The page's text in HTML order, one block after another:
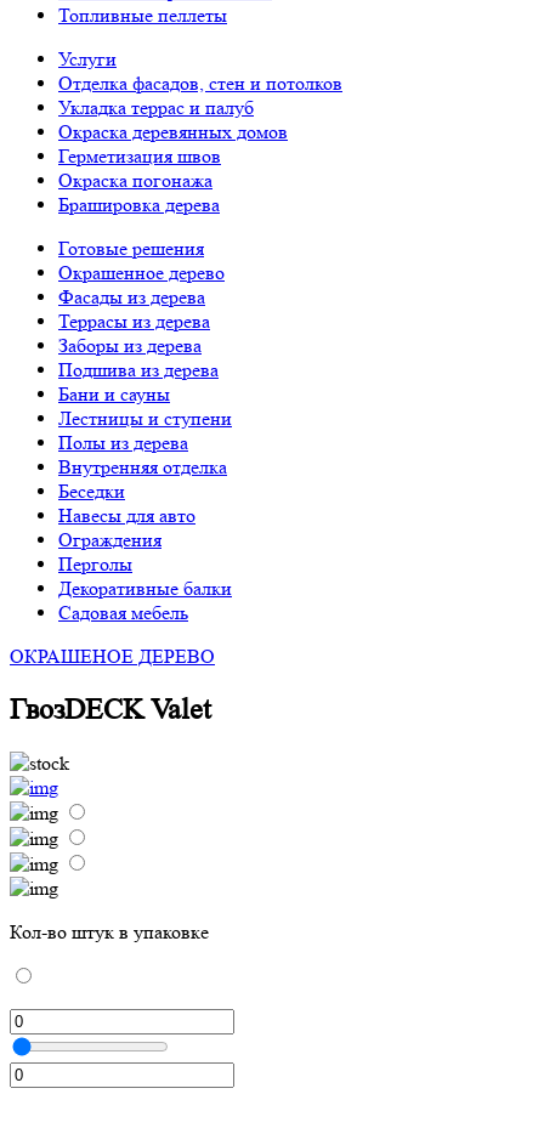
Топливные пеллеты
Услуги
Отделка фасадов, стен и потолков
Укладка террас и палуб
Окраска деревянных домов
Герметизация швов
Окраска погонажа
Брашировка дерева
Готовые решения
Окрашенное дерево
Фасады из дерева
Террасы из дерева
Заборы из дерева
Подшива из дерева
Бани и сауны
Лестницы и ступени
Полы из дерева
Внутренняя отделка
Беседки
Навесы для авто
Ограждения
Перголы
Декоративные балки
Садовая мебель
ОКРАШЕНОЕ ДЕРЕВО
ГвозDECK Valet
Кол-во штук в упаковке